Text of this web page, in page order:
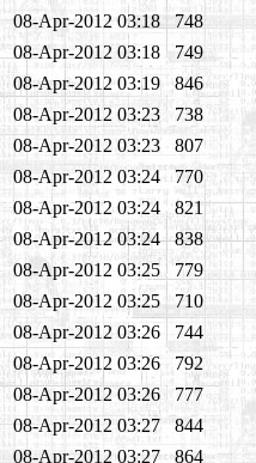
08-Apr-2012 03:18
748
08-Apr-2012 03:18
749
08-Apr-2012 03:19
846
08-Apr-2012 03:23
738
08-Apr-2012 03:23
807
08-Apr-2012 03:24
770
08-Apr-2012 03:24
821
08-Apr-2012 03:24
838
08-Apr-2012 03:25
779
08-Apr-2012 03:25
710
08-Apr-2012 03:26
744
08-Apr-2012 03:26
792
08-Apr-2012 03:26
777
08-Apr-2012 03:27
844
08-Apr-2012 03:27
864